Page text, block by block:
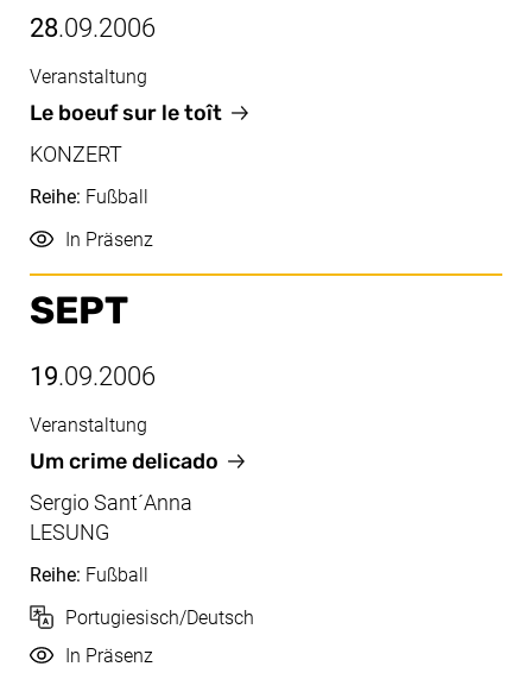
28.09.2006
Sept, 28.09.2006
Le boeuf sur le toît
Veranstaltung
KONZERT
Reihe: Fußball
Durchführung
In Präsenz
SEPT
19.09.2006
Sept, 19.09.2006
Um crime delicado
Veranstaltung
Sergio Sant´Anna
LESUNG
Reihe: Fußball
Sprache
Portugiesisch/Deutsch
Durchführung
In Präsenz